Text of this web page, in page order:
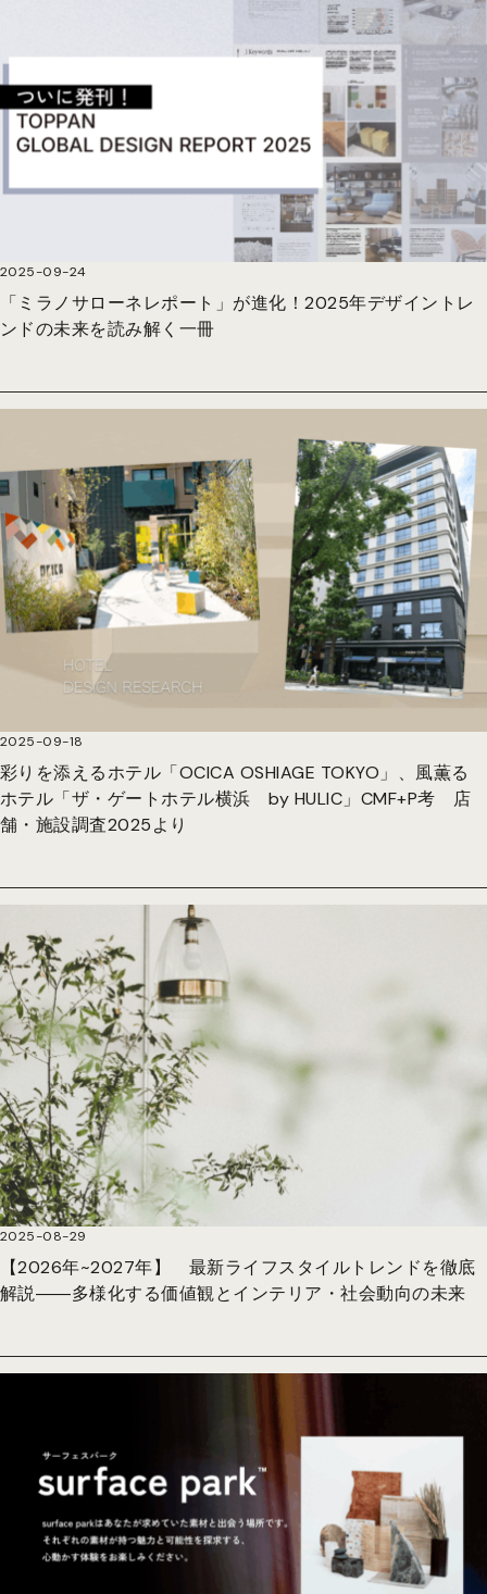
2025-09-24
「ミラノサローネレポート」が進化！2025年デザイントレ
ンドの未来を読み解く一冊
2025-09-18
彩りを添えるホテル「OCICA OSHIAGE TOKYO」、風薫る
ホテル「ザ・ゲートホテル横浜 by HULIC」CMF+P考 店
舗・施設調査2025より
2025-08-29
【2026年~2027年】 最新ライフスタイルトレンドを徹底
解説――多様化する価値観とインテリア・社会動向の未来